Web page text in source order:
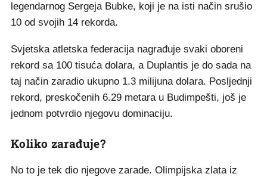
legendarnog Sergeja Bubke, koji je na isti način srušio
10 od svojih 14 rekorda.
Svjetska atletska federacija nagrađuje svaki oboreni
rekord sa 100 tisuća dolara, a Duplantis je do sada na
taj način zaradio ukupno 1.3 milijuna dolara. Posljednji
rekord, preskočenih 6.29 metara u Budimpešti, još je
jednom potvrdio njegovu dominaciju.
Koliko zarađuje?
No to je tek dio njegove zarade. Olimpijska zlata iz